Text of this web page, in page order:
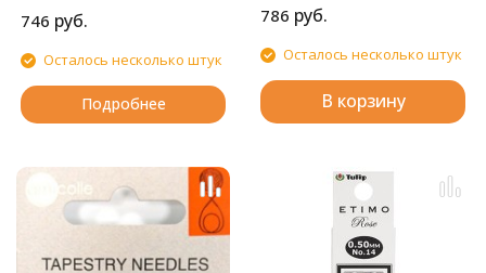
В наборе арт.THN-083e:
0,61*45мм (№8) - 2шт,
0,56*42,4мм (№9) - 2шт,
0,46*40,5мм (№10) - 2шт
746 руб.
Осталось несколько штук
Подробнее
786 руб.
Осталось несколько штук
В корзину